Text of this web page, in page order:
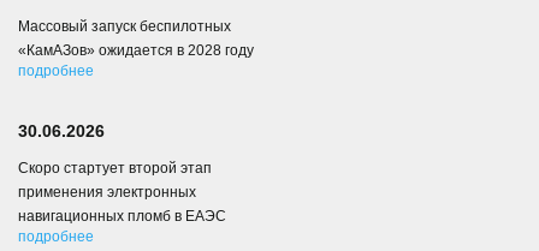
Массовый запуск беспилотных
«КамАЗов» ожидается в 2028 году
подробнее
30.06.2026
Скоро стартует второй этап
применения электронных
навигационных пломб в ЕАЭС
подробнее